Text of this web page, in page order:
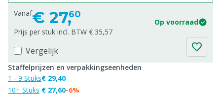
Vanaf€ 27,60
Op voorraad
Prijs per stuk incl. BTW € 35,57
Vergelijk
Staffelprijzen en verpakkingseenheden
1 - 9 Stuks
10+ Stuks
€ 29,40
€ 27,60-6%